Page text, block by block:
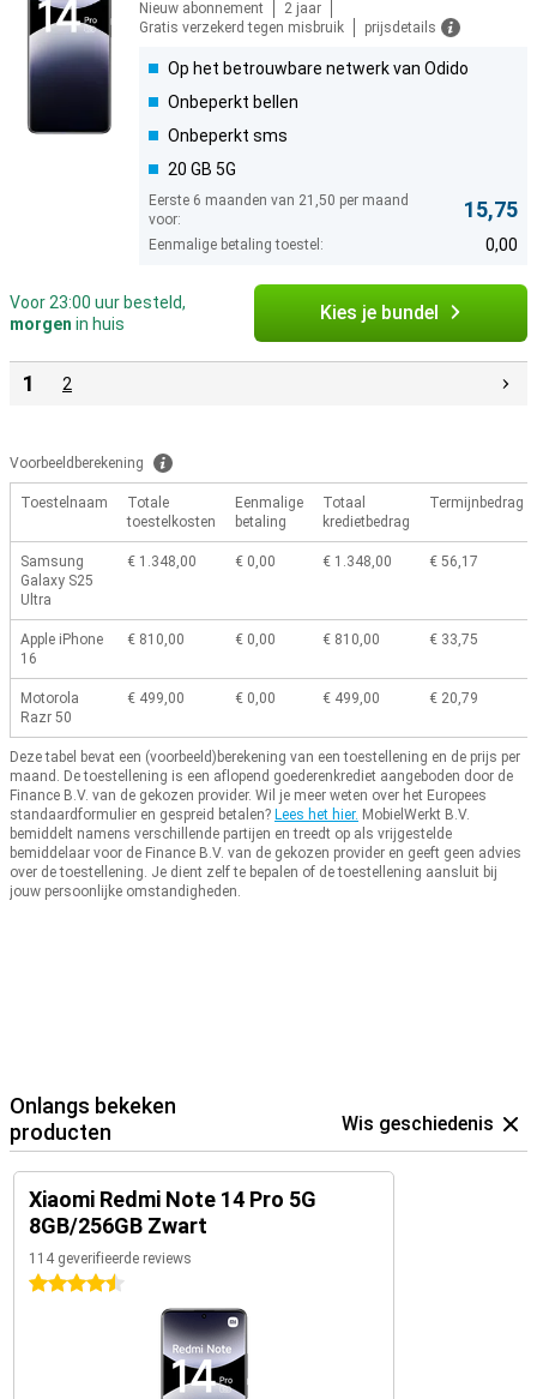
Nieuw abonnement
2 jaar
Gratis verzekerd tegen misbruik
prijsdetails
Op het betrouwbare netwerk van Odido
Onbeperkt bellen
Onbeperkt sms
20 GB 5G
Eerste 6 maanden van 21,50 per maand
voor:
15,75
Eenmalige betaling toestel: 0,00
Voor 23:00 uur besteld,
morgen in huis Kies je bundel
1 2
Voorbeeldberekening
Toestelnaam
Totale
toestelkosten
Eenmalige
betaling
Totaal
kredietbedrag
Termijnbedrag
Samsung
Galaxy S25
Ultra
€ 1.348,00 € 0,00 € 1.348,00 € 56,17
Apple iPhone
16
€ 810,00 € 0,00 € 810,00 € 33,75
Motorola
Razr 50
€ 499,00 € 0,00 € 499,00 € 20,79
Deze tabel bevat een (voorbeeld)berekening van een toestellening en de prijs per
maand. De toestellening is een aflopend goederenkrediet aangeboden door de
Finance B.V. van de gekozen provider. Wil je meer weten over het Europees
standaardformulier en gespreid betalen? Lees het hier. MobielWerkt B.V.
bemiddelt namens verschillende partijen en treedt op als vrijgestelde
bemiddelaar voor de Finance B.V. van de gekozen provider en geeft geen advies
over de toestellening. Je dient zelf te bepalen of de toestellening aansluit bij
jouw persoonlijke omstandigheden.
Onlangs bekeken
producten
Wis geschiedenis
Xiaomi Redmi Note 14 Pro 5G
8GB/256GB Zwart
114 geverifieerde reviews
4.5 sterren